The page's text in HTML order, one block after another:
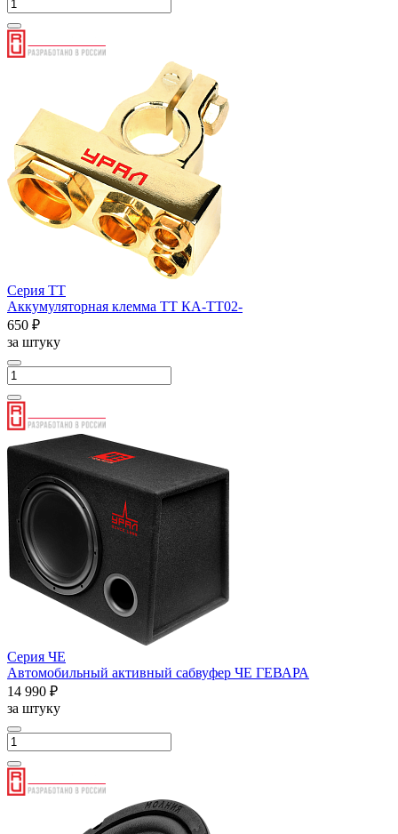
Серия ТТ
Аккумуляторная клемма ТТ КА-ТТ02-
650 ₽
за штуку
Серия ЧЕ
Автомобильный активный сабвуфер ЧЕ ГЕВАРА
14 990 ₽
за штуку